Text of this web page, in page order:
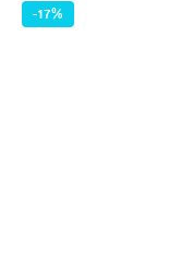
-17%